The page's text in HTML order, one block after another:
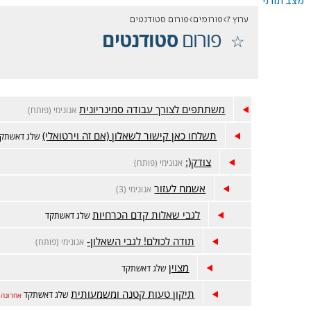
ערוץ 7 פורומים פורום סטודנטים
פורוםסטודנטים
משתתפים לצורך עבודה סמינריונית אנונימי (פותח)
תשלחו כאן קישור לשאלון (אם זה וירטואלי) שלג
צודק(: אנונימי (פותח)
אשמח לעזור אנונימי (3)
לגבי שאלות קדם הכרחיות שלג דאשתקד
תודה לכולם! לגבי השאלון- אנונימי (פותח)
מצוין שלג דאשתקד
תיקון טעות קטנה ומשמעותית שלג דאשתקד אחרונה